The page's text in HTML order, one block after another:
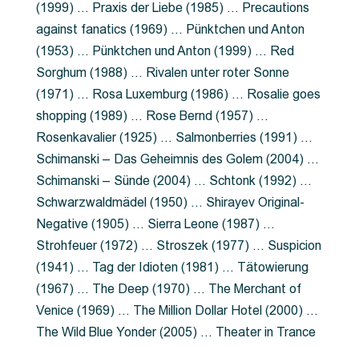
(1999) … Praxis der Liebe (1985) … Precautions
against fanatics (1969) … Pünktchen und Anton
(1953) … Pünktchen und Anton (1999) … Red
Sorghum (1988) … Rivalen unter roter Sonne
(1971) … Rosa Luxemburg (1986) … Rosalie goes
shopping (1989) … Rose Bernd (1957) …
Rosenkavalier (1925) … Salmonberries (1991) …
Schimanski – Das Geheimnis des Golem (2004) …
Schimanski – Sünde (2004) … Schtonk (1992) …
Schwarzwaldmädel (1950) … Shirayev Original-
Negative (1905) … Sierra Leone (1987) …
Strohfeuer (1972) … Stroszek (1977) … Suspicion
(1941) … Tag der Idioten (1981) … Tätowierung
(1967) … The Deep (1970) … The Merchant of
Venice (1969) … The Million Dollar Hotel (2000) …
The Wild Blue Yonder (2005) … Theater in Trance